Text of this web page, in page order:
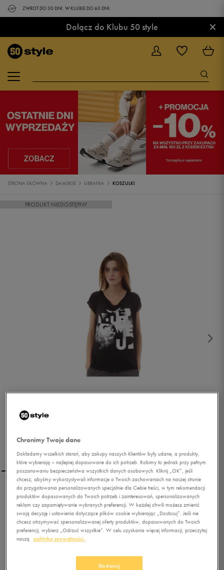
ZWROT DO 30 DNI. W KLUBIE DO 60 DNI.
Dołącz do Klubu 50 style ×
STRONA GŁÓWNA DAMSKIE UBRANIA KOSZULKI
PRODUKT NIEDOSTĘPNY
REEBOK T-SHIRT AER
GRAPHIC TEE
0.0 (
złz Vat
KLUBIE 50 STYLE
Chronimy Twoje dane
Dokładamy wszelkich starań, aby zakupy naszych Klientów były udane, a produkty,
które wybierają – najlepiej dopasowane do ich potrzeb. Robimy to jednak przy pełnym
poszanowaniu bezpieczeństwa wszystkich danych osobowych. Kliknij „OK”, jeśli
chcesz, abyśmy wykorzystywali informacje o Twoich zachowaniach na naszej stronie
do przygotowania personalizowanych specjalnie dla Ciebie treści, w tym rekomendacji
produktów dopasowanych do Twoich potrzeb i zainteresowań, spersonalizowanych
reklam czy zapamiętywanie wybranych preferencji. W każdej chwili możesz zmienić
swoją decyzję i ustawienia dotyczące plików cookie wybierając „Dostosuj”. Jeśli nie
chcesz otrzymywać spersonalizowanej oferty produktów, dopasowanych do Twoich
preferencji, wybierz „Odrzuć wszystkie”. W celu uzyskania więcej informacji, przeczytaj
naszą
politykę prywatności.
Dostosuj